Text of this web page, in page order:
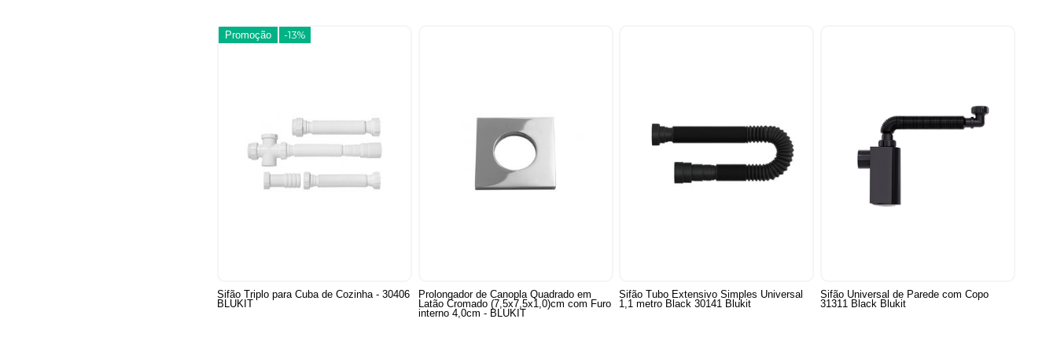
Promoção -13%
Sifão Triplo para Cuba de Cozinha - 30406
BLUKIT
Prolongador de Canopla Quadrado em
Latão Cromado (7,5x7,5x1,0)cm com Furo
interno 4,0cm - BLUKIT
Sifão Tubo Extensivo Simples Universal
1,1 metro Black 30141 Blukit
Sifão Universal de Parede com Copo
31311 Black Blukit